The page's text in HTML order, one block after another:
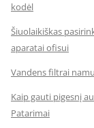
kodėl
Šiuolaikiškas
aparatai ofisui
Vandens filtrai
Kaip gauti pigesnį
Patarimai